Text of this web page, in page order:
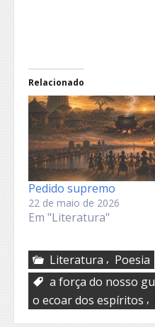
Relacionado
Pedido supremo
22 de maio de 2026
Em "Literatura"
Literatura , Poesia
a força do nosso
o ecoar dos espíritos ,